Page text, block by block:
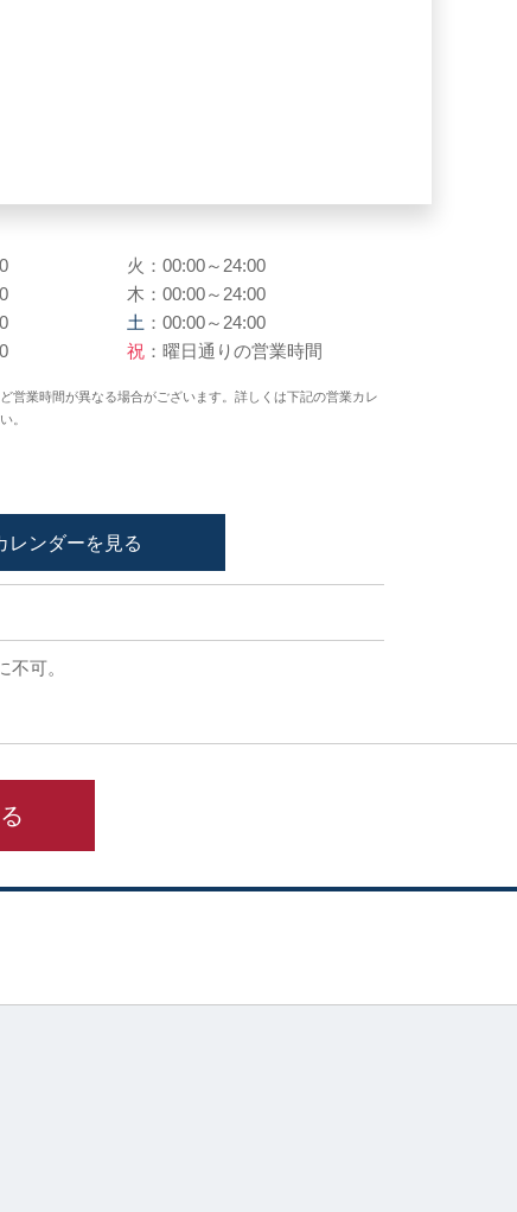
火：00:00～24:00
木：00:00～24:00
土 ：00:00～24:00
祝 ：曜日通りの営業時間
営業時間が異なる場合がございます。詳しくは下記の営業カレ
。
レンダーを見る
不可。